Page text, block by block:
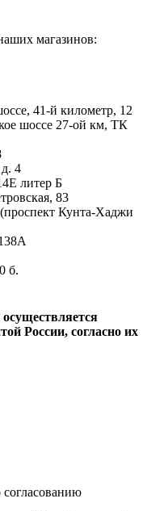
магазинов:
41-й километр, 12
шоссе 27-ой км, ТК
4
литер Б
83
Кунта-Хаджи
б.
России, согласно их